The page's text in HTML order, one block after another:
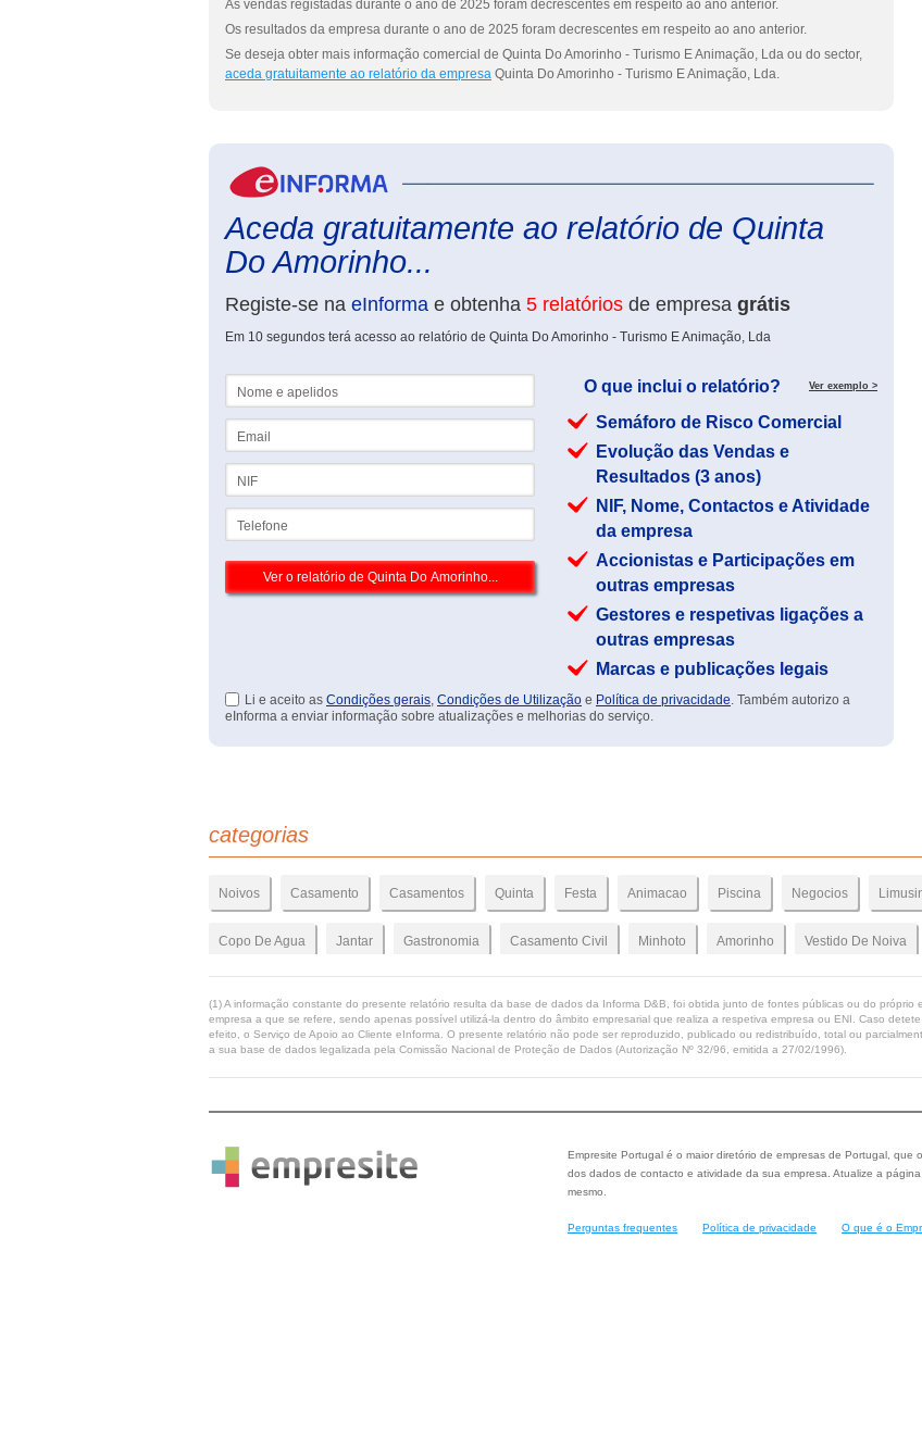
As vendas registadas durante o ano de 2025 foram decrescentes em respeito ao ano anterior.
Os resultados da empresa durante o ano de 2025 foram decrescentes em respeito ao ano anterior.
Se deseja obter mais informação comercial de Quinta Do Amorinho - Turismo E Animação, Lda ou do sector,
aceda gratuitamente ao relatório da empresa Quinta Do Amorinho - Turismo E Animação, Lda.
Aceda gratuitamente ao relatório de Quinta
Do Amorinho...
Registe-se na eInforma e obtenha 5 relatórios de empresa grátis
Em 10 segundos terá acesso ao relatório de Quinta Do Amorinho - Turismo E Animação, Lda
O que inclui o relatório? Ver exemplo >
Semáforo de Risco Comercial
Evolução das Vendas e
Resultados (3 anos)
NIF, Nome, Contactos e Atividade
da empresa
Accionistas e Participações em
outras empresas
Gestores e respetivas ligações a
outras empresas
Marcas e publicações legais
Li e aceito as Condições gerais, Condições de Utilização e Política de privacidade. Também autorizo a
eInforma a enviar informação sobre atualizações e melhorias do serviço.
categorias
Noivos Casamento Casamentos Quinta Festa Animacao Piscina Negocios
Copo De Agua Jantar Gastronomia Casamento Civil Minhoto Amorinho Vestido De Noiva
(1) A informação constante do presente relatório resulta da base de dados da Informa D&B, foi obtida junto de fontes públicas ou do
empresa a que se refere, sendo apenas possível utilizá-la dentro do âmbito empresarial que realiza a respetiva empresa ou ENI. Caso
efeito, o Serviço de Apoio ao Cliente eInforma. O presente relatório não pode ser reproduzido, publicado ou redistribuído, total ou
a sua base de dados legalizada pela Comissão Nacional de Proteção de Dados (Autorização Nº 32/96, emitida a 27/02/1996).
Empresite Portugal é o maior diretório de empresas de Portugal,
dos dados de contacto e atividade da sua empresa. Atualize a
mesmo.
Perguntas frequentes Política de privacidade O que é o